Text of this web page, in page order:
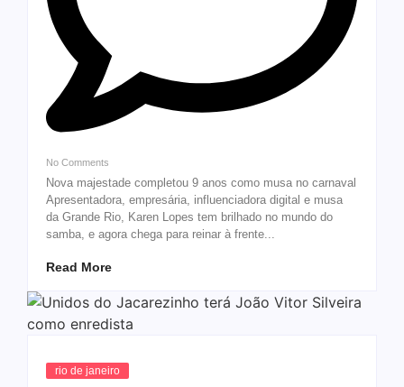
No Comments
Nova majestade completou 9 anos como musa no carnaval
Apresentadora, empresária, influenciadora digital e musa
da Grande Rio, Karen Lopes tem brilhado no mundo do
samba, e agora chega para reinar à frente...
Read More
rio de janeiro